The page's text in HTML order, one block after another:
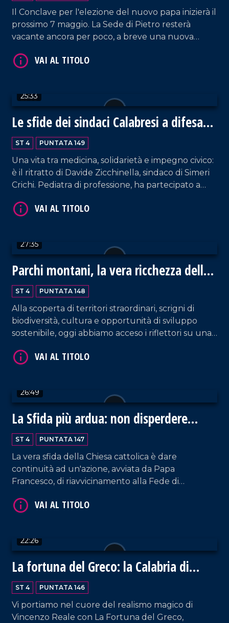
Il Conclave per l'elezione del nuovo papa inizierà il
prossimo 7 maggio. La Sede di Pietro resterà
vacante ancora per poco, a breve una nuova
tante e complesse sfide del mondo odierno che la
25:33
Le sfide dei sindaci Calabresi a difesa
dei territori
ST 4 PUNTATA 149
Una vita tra medicina, solidarietà e impegno civico:
è il ritratto di Davide Zicchinella, sindaco di Simeri
Crichi. Pediatra di professione, ha partecipato a
raccontato le sfide quotidiane di amministrare un
27:35
Parchi montani, la vera ricchezza della
Calabria
ST 4 PUNTATA 148
Alla scoperta di territori straordinari, scrigni di
biodiversità, cultura e opportunità di sviluppo
sostenibile, oggi abbiamo acceso i riflettori su una
studio Noemi Guzzo, guida ufficiale del Parco
26:49
La Sfida più ardua: non disperdere
l'eredità di Francesco
ST 4 PUNTATA 147
La vera sfida della Chiesa cattolica è dare
continuità ad un'azione, avviata da Papa
Francesco, di riavvicinamento alla Fede di
ogni angolo della terra. Ospite in studio
funerali di Jorge Mario Bergoglio.
22:26
La fortuna del Greco: la Calabria di
Vincenzo Reale
ST 4 PUNTATA 146
Vi portiamo nel cuore del realismo magico di
Vincenzo Reale con La Fortuna del Greco,
VAI AL TITOLO
VAI AL TITOLO
VAI AL TITOLO
VAI AL TITOLO